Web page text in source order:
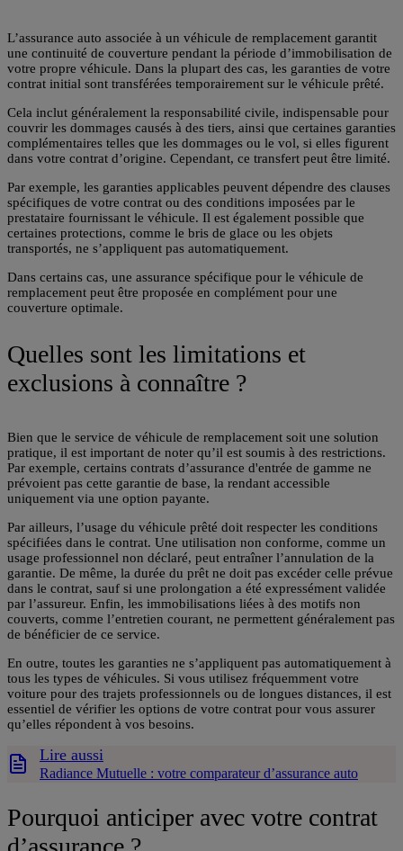
L’assurance auto associée à un véhicule de remplacement garantit
une continuité de couverture pendant la période d’immobilisation de
votre propre véhicule. Dans la plupart des cas, les garanties de votre
contrat initial sont transférées temporairement sur le véhicule prêté.
Cela inclut généralement la responsabilité civile, indispensable pour
couvrir les dommages causés à des tiers, ainsi que certaines garanties
complémentaires telles que les dommages ou le vol, si elles figurent
dans votre contrat d’origine. Cependant, ce transfert peut être limité.
Par exemple, les garanties applicables peuvent dépendre des clauses
spécifiques de votre contrat ou des conditions imposées par le
prestataire fournissant le véhicule. Il est également possible que
certaines protections, comme le bris de glace ou les objets
transportés, ne s’appliquent pas automatiquement.
Dans certains cas, une assurance spécifique pour le véhicule de
remplacement peut être proposée en complément pour une
couverture optimale.
Quelles sont les limitations et
exclusions à connaître ?
Bien que le service de véhicule de remplacement soit une solution
pratique, il est important de noter qu’il est soumis à des restrictions.
Par exemple, certains contrats d’assurance d'entrée de gamme ne
prévoient pas cette garantie de base, la rendant accessible
uniquement via une option payante.
Par ailleurs, l’usage du véhicule prêté doit respecter les conditions
spécifiées dans le contrat. Une utilisation non conforme, comme un
usage professionnel non déclaré, peut entraîner l’annulation de la
garantie. De même, la durée du prêt ne doit pas excéder celle prévue
dans le contrat, sauf si une prolongation a été expressément validée
par l’assureur. Enfin, les immobilisations liées à des motifs non
couverts, comme l’entretien courant, ne permettent généralement pas
de bénéficier de ce service.
En outre, toutes les garanties ne s’appliquent pas automatiquement à
tous les types de véhicules. Si vous utilisez fréquemment votre
voiture pour des trajets professionnels ou de longues distances, il est
essentiel de vérifier les options de votre contrat pour vous assurer
qu’elles répondent à vos besoins.
Lire aussi
Radiance Mutuelle : votre comparateur d’assurance auto
Pourquoi anticiper avec votre contrat